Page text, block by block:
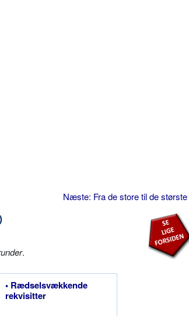
Næste: Fra de store til de største
.
• Rædselsvækkende
rekvisitter